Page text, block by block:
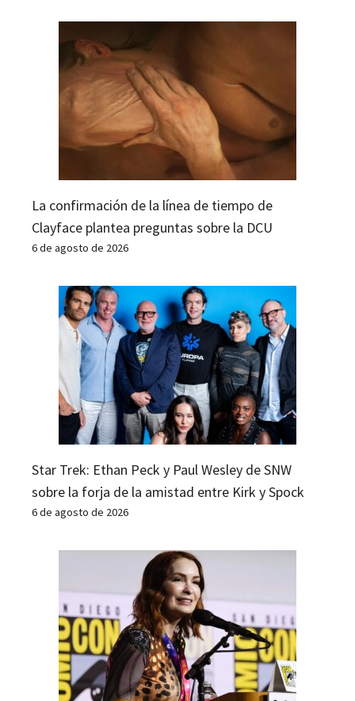
La confirmación de la línea de tiempo de
Clayface plantea preguntas sobre la DCU
6 de agosto de 2026
Star Trek: Ethan Peck y Paul Wesley de SNW
sobre la forja de la amistad entre Kirk y Spock
6 de agosto de 2026